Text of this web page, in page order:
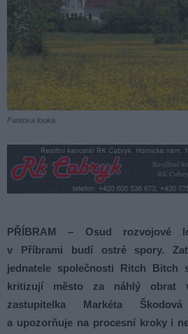
Fantova louka.
PŘÍBRAM – Osud rozvojové
v Příbrami budí ostré spory.
jednatele společnosti Ritch Bitch
kritizují město za náhlý obrat
zastupitelka Markéta
a upozorňuje na procesní kroky i